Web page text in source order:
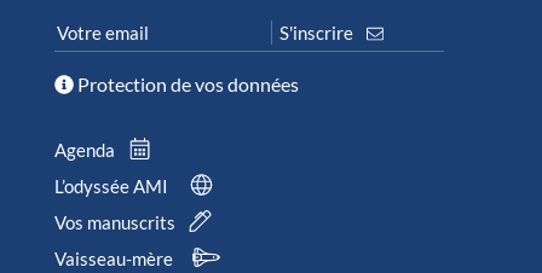
Protection de vos données
Agenda
L’odyssée AMI
Vos manuscrits
Vaisseau-mère